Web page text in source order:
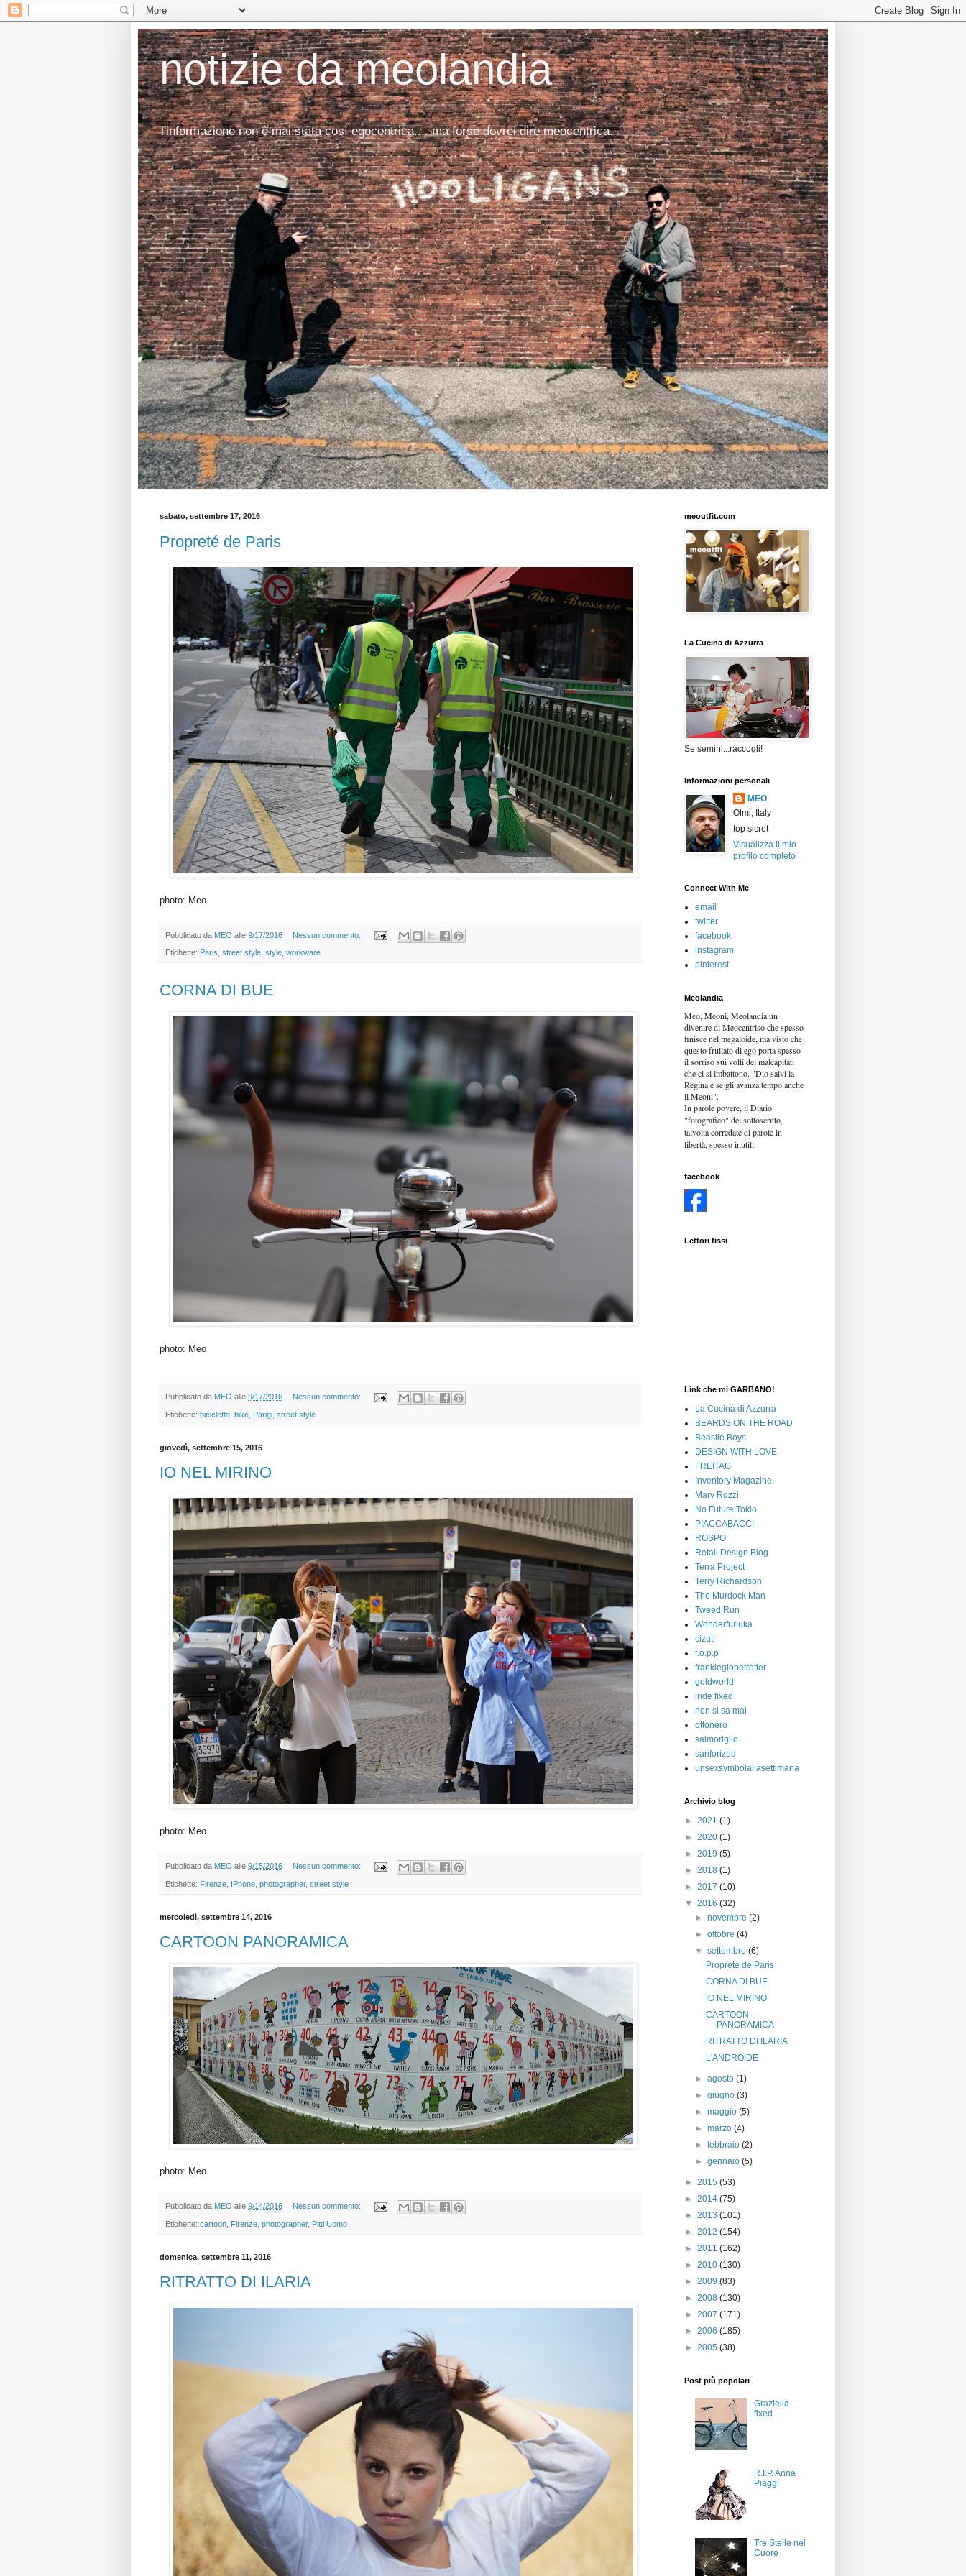
notizie da meolandia
l'informazione non è mai stata così egocentrica.... ma forse dovrei dire meocentrica.
sabato, settembre 17, 2016
Propreté de Paris
photo: Meo
Pubblicato da MEO alle 9/17/2016 Nessun commento:
Etichette: Paris street style style workware
CORNA DI BUE
photo: Meo
Pubblicato da MEO alle 9/17/2016 Nessun commento:
Etichette: bicicletta bike Parigi street style
giovedì, settembre 15, 2016
IO NEL MIRINO
photo: Meo
Pubblicato da MEO alle 9/15/2016 Nessun commento:
Etichette: Firenze IPhone photographer, street style
mercoledì, settembre 14, 2016
CARTOON PANORAMICA
photo: Meo
Pubblicato da MEO alle 9/14/2016 Nessun commento:
Etichette: cartoon Firenze photographer, Pitti Uomo
domenica, settembre 11, 2016
RITRATTO DI ILARIA
meoutfit.com
La Cucina di Azzurra
Se semini...raccogli!
Informazioni personali
MEO
Olmi, Italy
top sicret
Visualizza il mio
profilo completo
Connect With Me
email
twitter
facebook
instagram
pinterest
Meolandia
Meo, Meoni, Meolandia un
divenire di Meocentriso che spesso
finisce nel megaloide, ma visto che
questo frullato di ego porta spesso
il sorriso sui volti dei malcapitati
che ci si imbattono. "Dio salvi la
Regina e se gli avanza tempo anche
il Meoni".
In parole povere, il Diario
"fotografico" del sottoscritto,
talvolta corredate di parole in
libertà, spesso inutili.
facebook
Lettori fissi
Link che mi GARBANO!
La Cucina di Azzurra
BEARDS ON THE ROAD
Beastie Boys
DESIGN WITH LOVE
FREITAG
Inventory Magazine.
Mary Rozzi
No Future Tokio
PIACCABACCI
ROSPO
Retail Design Blog
Terra Project
Terry Richardson
The Murdock Man
Tweed Run
Wonderfurluka
cizuti
f.o.p.p
frankieglobetrotter
goldworld
iride fixed
non si sa mai
ottonero
salmoriglio
sanforized
unsexsymbolallasettimana
Archivio blog
► 2021 (1)
► 2020 (1)
► 2019 (5)
► 2018 (1)
► 2017 (10)
▼ 2016 (32)
►novembre(2)
►ottobre(4)
▼settembre(6)
Propreté de Paris
CORNA DI BUE
IO NEL MIRINO
CARTOON
PANORAMICA
RITRATTO DI ILARIA
L'ANDROIDE
►agosto(1)
►giugno(3)
►maggio(5)
►marzo(4)
►febbraio(2)
►gennaio(5)
► 2015 (53)
► 2014 (75)
► 2013 (101)
► 2012 (154)
► 2011 (162)
► 2010 (130)
► 2009 (83)
► 2008 (130)
► 2007 (171)
► 2006 (185)
► 2005 (38)
Post più popolari
Graziella
fixed
R.I.P. Anna
Piaggi
Tre Stelle nel
Cuore